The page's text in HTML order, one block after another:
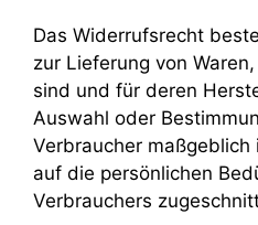
Das Widerrufsrecht
zur Lieferung von
sind und für deren
Auswahl oder
Verbraucher
auf die persönlichen
Verbrauchers